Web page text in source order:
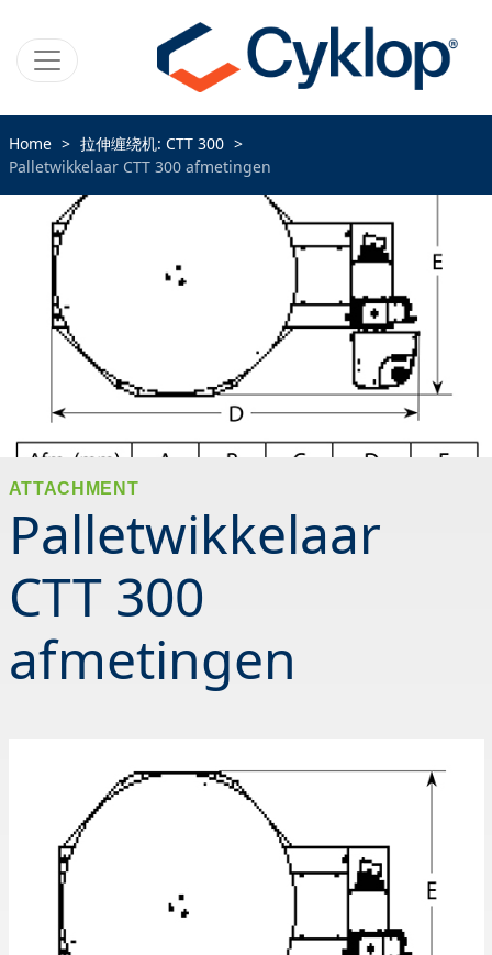
Home
拉伸缠绕机: CTT 300
Palletwikkelaar CTT 300 afmetingen
ATTACHMENT
Palletwikkelaar
CTT 300
afmetingen